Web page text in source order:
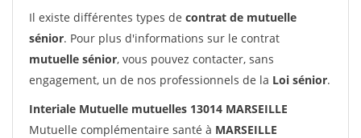
Il existe différentes types de contrat de mutuelle
sénior. Pour plus d'informations sur le contrat
mutuelle sénior, vous pouvez contacter, sans
engagement, un de nos professionnels de la Loi sénior.
Interiale Mutuelle mutuelles 13014 MARSEILLE
Mutuelle complémentaire santé à MARSEILLE